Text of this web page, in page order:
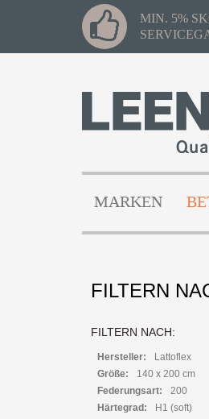
MIN. 5%
MARKEN
FILTERN
FILTERN NACH:
Hersteller:
Lattoflex
Größe:
140 x 200 cm
Federungsart:
200
Härtegrad:
H1 (soft)